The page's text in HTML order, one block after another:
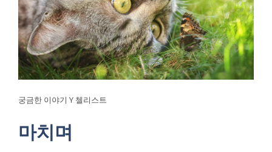
궁금한 이야기 Y 첼리스트
마치며